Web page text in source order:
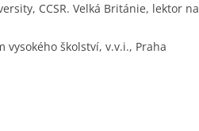
CCSR. Velká Británie, lektor na
školství, v.v.i., Praha